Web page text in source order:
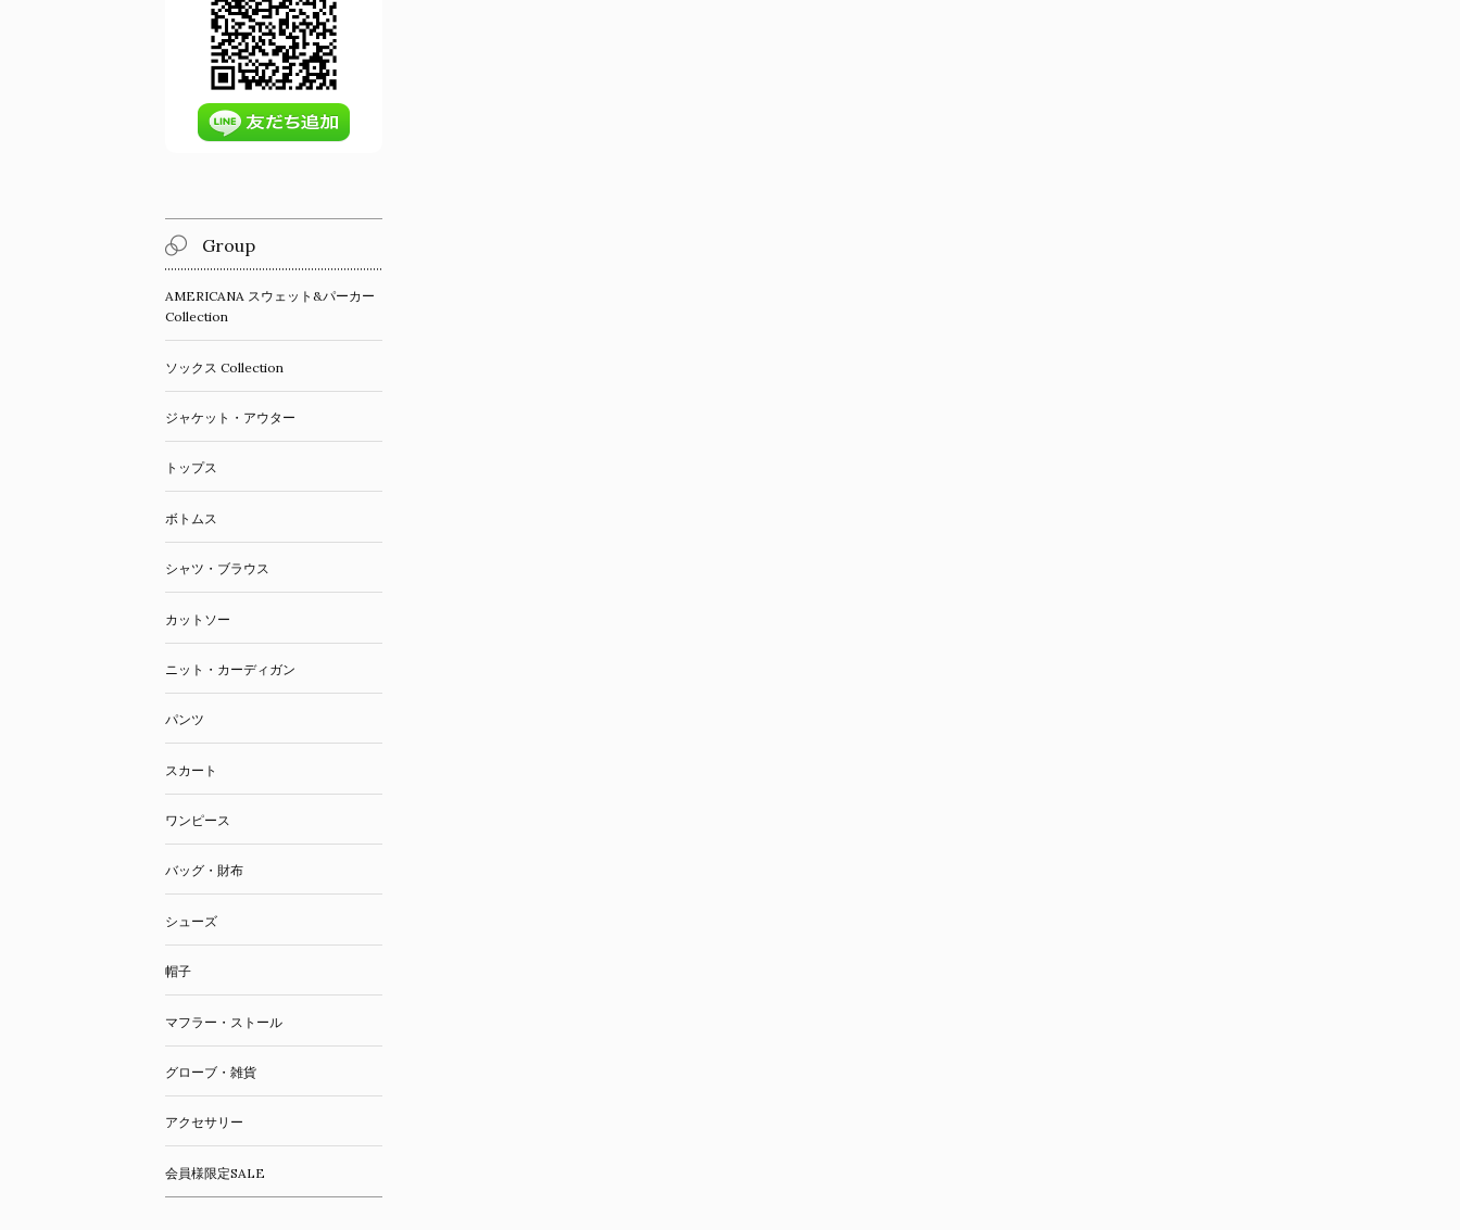
Group
AMERICANA スウェット&パーカー
Collection
ソックス Collection
ジャケット・アウター
トップス
ボトムス
シャツ・ブラウス
カットソー
ニット・カーディガン
パンツ
スカート
ワンピース
バッグ・財布
シューズ
帽子
マフラー・ストール
グローブ・雑貨
アクセサリー
会員様限定SALE